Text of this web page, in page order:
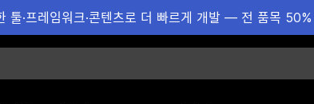
툴·프레임워크·콘텐츠로 더 빠르게 개발 — 전 품목 50%